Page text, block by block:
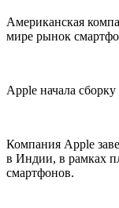
Американская
мире рынок
Apple начала
Компания Apple
в Индии, в рамках
смартфонов.